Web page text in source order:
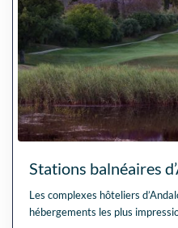
Stations balnéaires
Les complexes hôteliers
hébergements les plus